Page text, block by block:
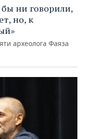
ни говорили,
но, к
археолога Фаяза